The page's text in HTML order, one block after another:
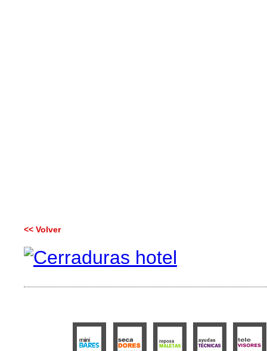
<< Volver